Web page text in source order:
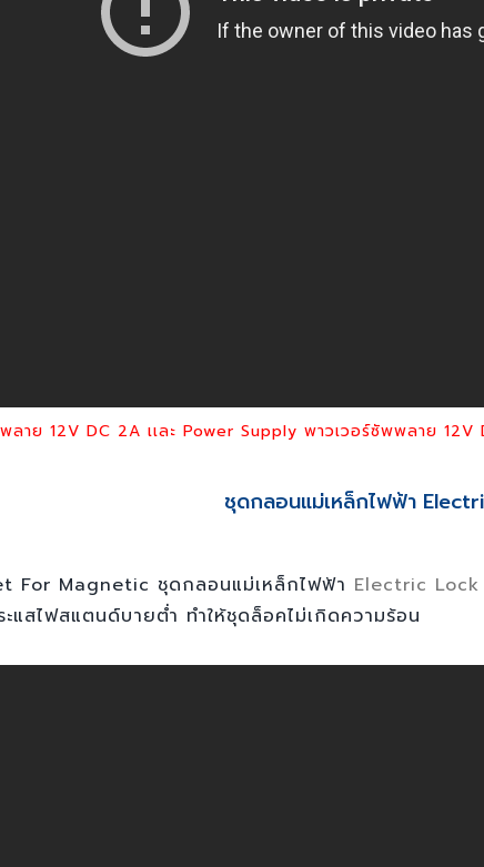
าย 12V DC 2A เเละ Power Supply พาวเวอร์ซัพพลาย 12V
ชุดกลอนแม่เหล็กไฟฟ้า
For Magnetic ชุดกลอนแม่เหล็กไฟฟ้า Electric
แสไฟสแตนด์บายต่ำ ทำให้ชุดล็อคไม่เกิดความร้อน